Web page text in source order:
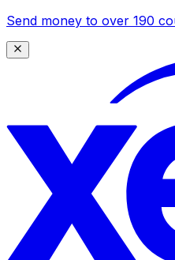
Send money to over 190